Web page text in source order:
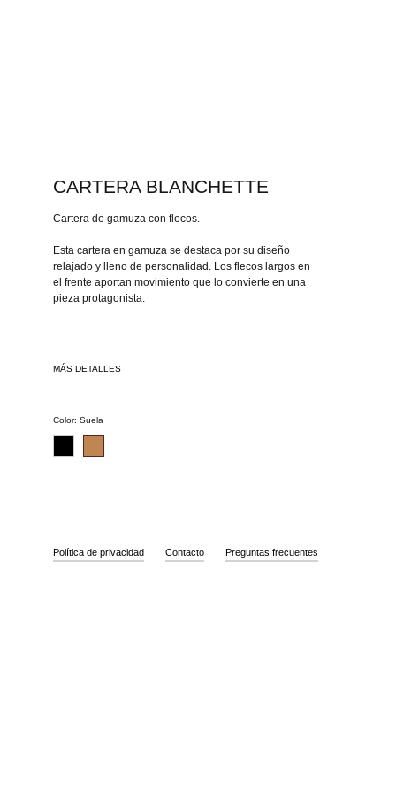
CARTERA BLANCHETTE
Cartera de gamuza con flecos.
Esta cartera en gamuza se destaca por su diseño
relajado y lleno de personalidad. Los flecos largos en
el frente aportan movimiento que lo convierte en una
pieza protagonista.
MÁS DETALLES
Color: Suela
Política de privacidad Contacto Preguntas frecuentes